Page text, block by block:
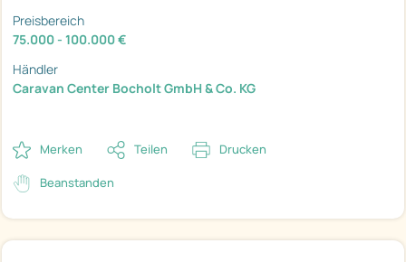
Preisbereich
75.000 - 100.000 €
Händler
Caravan Center Bocholt GmbH & Co. KG
Merken Teilen Drucken
Beanstanden